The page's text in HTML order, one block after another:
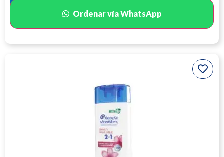
Ordenar vía WhatsApp